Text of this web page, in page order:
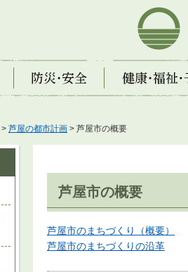
芦屋市
防災・安全 健康・福祉・子育て
> 芦屋の都市計画 > 芦屋市の概要
芦屋市の概要
芦屋市のまちづくり（概要）
芦屋市のまちづくりの沿革